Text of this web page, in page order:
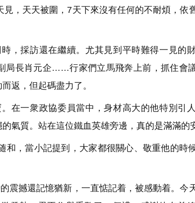
，天天被圍，7天下來沒有任何的不耐煩，依
，採訪還在繼續。尤其見到平時難得一見的
局長肖元企……行家們立馬飛奔上前，抓住會
返，但起碼盡力了。
在一衆政協委員當中，身材高大的他特別引
氣質。站在這位鐵血英雄旁邊，真的是滿滿的
，當小記提到，大家都很關心、敬重他的時
震撼還記憶猶新，一直惦記着，被感動着。今